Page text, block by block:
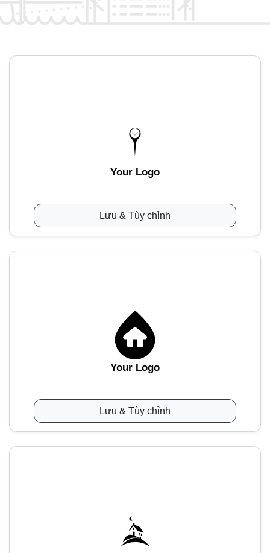
Your Logo
Lưu & Tùy chỉnh
Your Logo
Lưu & Tùy chỉnh